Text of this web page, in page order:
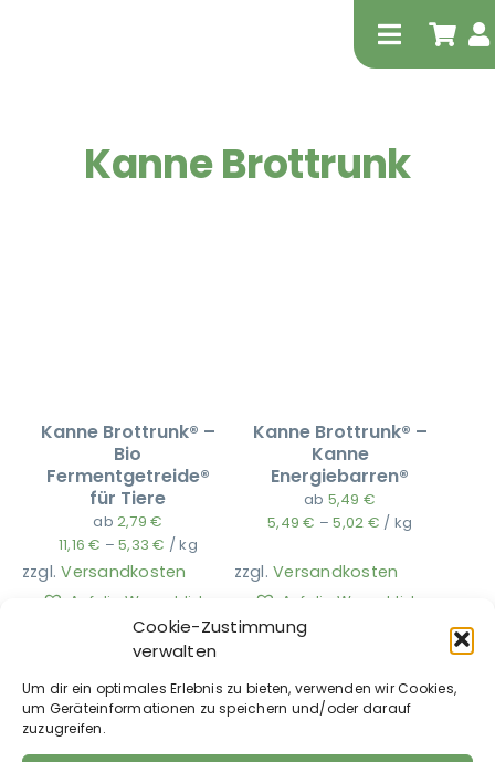
Cookie-Zustimmung
verwalten
Um dir ein optimales Erlebnis zu bieten, verwenden wir Cookies,
um Geräteinformationen zu speichern und/oder darauf
zuzugreifen.
Toggle
Kanne Brottrunk
Kanne Brottrunk® –
Bio
Fermentgetreide®
für Tiere
ab2,79€
11,16€ –5,33€ /kg
zzgl.Versandkosten
Auf die Wunschliste
Kanne Brottrunk® –
Kanne
Energiebarren®
ab 5,49 €
5,49€ –5,02 € / kg
zzgl.Versandkosten
Auf die Wunschliste